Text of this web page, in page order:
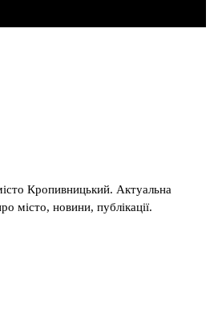
Кропивницький. Актуальна
місто, новини, публікації.